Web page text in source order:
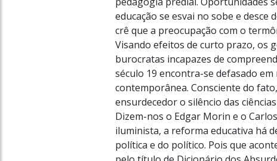
educação se esvai no sobe e
crê que a preocupação com o
Visando efeitos de curto prazo, os
burocratas incapazes de
século 19 encontra-se defasado
contemporânea. Consciente do
ensurdecedor o silêncio das
Dizem-nos o Edgar Morin e o
iluminista, a reforma educativa há
política e do político. Pois que